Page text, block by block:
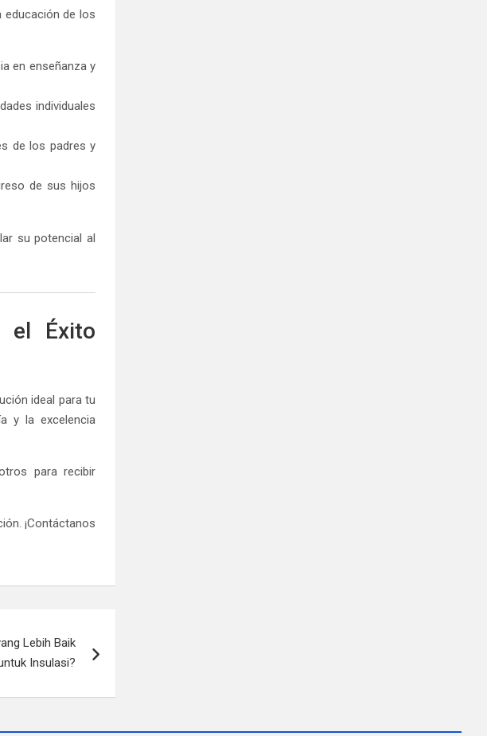
educación de los
en enseñanza y
individuales
de los padres y
de sus hijos
su potencial al
el Éxito
ideal para tu
y la excelencia
para recibir
¡Contáctanos
Lebih Baik
Insulasi?